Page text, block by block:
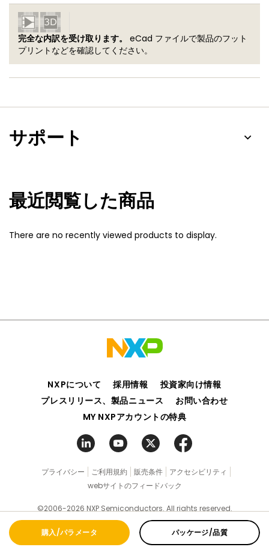
完全な内訳を受け取ります。
eCad ファイルで製品のフット
プリントなどを確認してください。
サポート
最近閲覧した商品
There are no recently viewed products to display.
購入/パラメータ パッケージ/品質
NXPについて 採用情報
投資家向け情報
プレスリリース、製品ニュース
お問い合わせ
MY NXPアカウントの特典
プライバシー ご利用規約 販売条件
アクセシビリティ
webサイトのフィードバック
©2006-2026 NXP Semiconductors. All rights reserved.